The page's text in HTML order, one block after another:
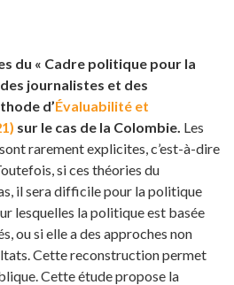
du « Cadre politique pour la
journalistes et des
d’Évaluabilité et
sur le cas de la Colombie. Les
rarement explicites, c’est-à-dire
si ces théories du
il sera difficile pour la politique
lesquelles la politique est basée
ou si elle a des approches non
Cette reconstruction permet
Cette étude propose la